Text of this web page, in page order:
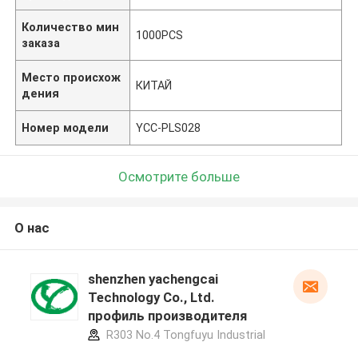
Количество мин
заказа
1000PCS
Место происхож
дения
КИТАЙ
Номер модели YCC-PLS028
Осмотрите больше
О нас
shenzhen yachengcai
Technology Co., Ltd.
профиль производителя
R303 No.4 Tongfuyu Industrial